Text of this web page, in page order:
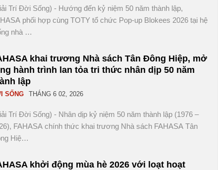
Trí Đời Sống) - Hướng đến kỷ niệm 50 năm thành lập,
phối hợp cùng TOTY tổ chức Pop-up Blokees 2026 tại hệ
nhà …
khai trương Nhà sách Tân Đông Hiệp, mở
hành trình lan tỏa tri thức nhân dịp 50 năm
lập
SỐNG THÁNG 6 02, 2026
Trí Đời Sống) - Nhân dịp kỷ niệm 50 năm thành lập (1976 –
FAHASA chính thức khai trương Nhà sách FAHASA Tân
Hiệ…
khởi động mùa hè 2026 với loạt hoạt